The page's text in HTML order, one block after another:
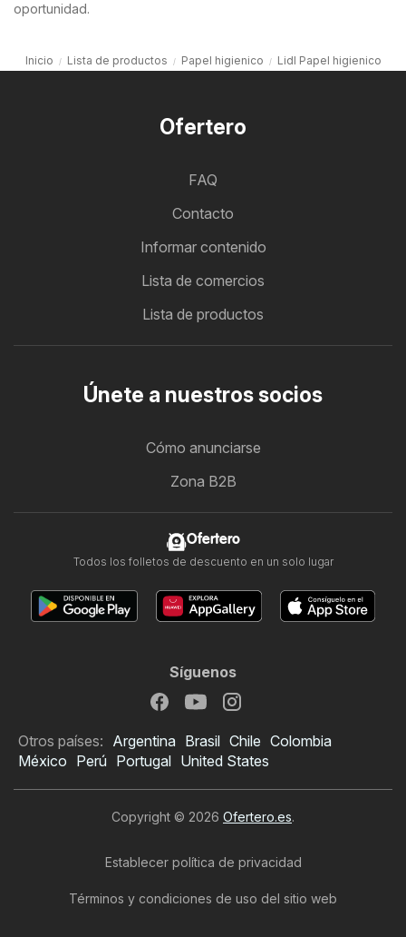
oportunidad.
Inicio Lista de productos Papel higienico Lidl Papel higienico
Ofertero
FAQ
Contacto
Informar contenido
Lista de comercios
Lista de productos
Únete a nuestros socios
Cómo anunciarse
Zona B2B
Ofertero
Todos los folletos de descuento en un solo lugar
Síguenos
Otros países: Argentina Brasil Chile Colombia
México Perú Portugal United States
Copyright © 2026 Ofertero.es.
Establecer política de privacidad
Términos y condiciones de uso del sitio web